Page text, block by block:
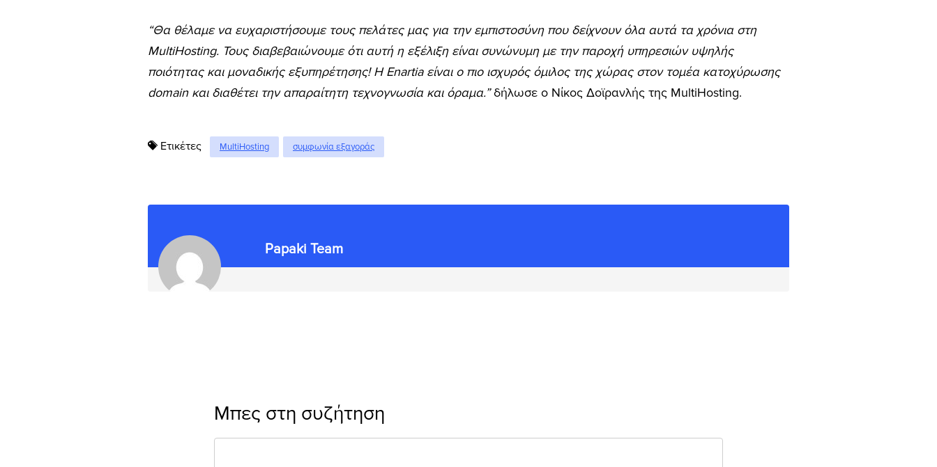
“Θα θέλαμε να ευχαριστήσουμε τους πελάτες μας για την εμπιστοσύνη που δείχνουν όλα αυτά τα χρόνια στη
MultiHosting. Τους διαβεβαιώνουμε ότι αυτή η εξέλιξη είναι συνώνυμη με την παροχή υπηρεσιών υψηλής
ποιότητας και μοναδικής εξυπηρέτησης! Η Enartia είναι ο πιο ισχυρός όμιλος της χώρας στον τομέα κατοχύρωσης
domain και διαθέτει την απαραίτητη τεχνογνωσία και όραμα.”δήλωσε ο Νίκος Δοϊρανλής της MultiHosting.
Ετικέτες MultiHosting συμφωνία εξαγοράς
Papaki Team
Μπες στη συζήτηση